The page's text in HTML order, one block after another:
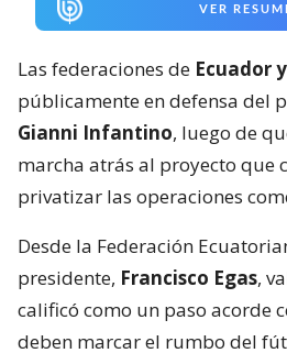
VER
Las federaciones de Ecuador
públicamente en defensa del
Gianni Infantino, luego de
marcha atrás al proyecto que
privatizar las operaciones
Desde la Federación
presidente, Francisco Egas,
calificó como un paso acorde
deben marcar el rumbo del